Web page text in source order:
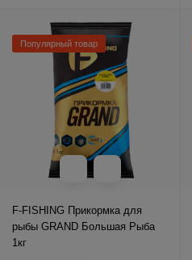
Популярный товар
F-FISHING Прикормка для
рыбы GRAND Большая Рыба
1кг